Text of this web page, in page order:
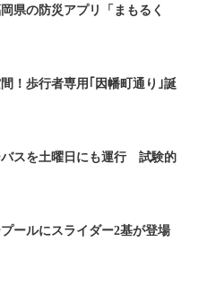
県の防災アプリ「まもるく
！歩行者専用｢因幡町通り｣誕
バスを土曜日にも運行 試験的
ールにスライダー2基が登場